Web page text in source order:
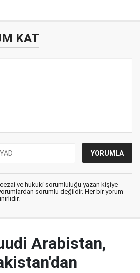
KAT
cezai ve hukuki sorumluluğu yazan kişiye
sorumlu değildir. Her bir yorum
Arabistan,